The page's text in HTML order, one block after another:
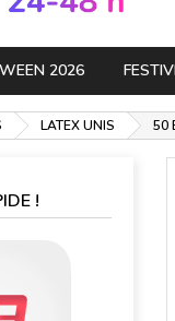
2026
LATEX UNIS 50
!